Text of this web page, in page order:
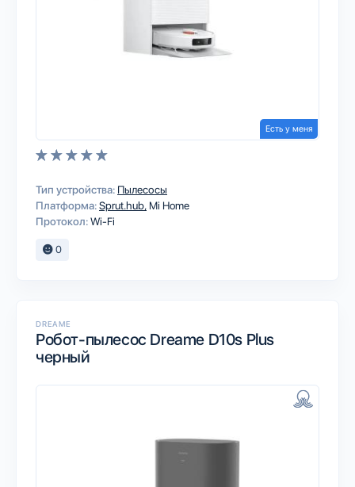
Есть у меня
Тип устройства: Пылесосы
Платформа:Sprut.hub Mi Home
Протокол:Wi-Fi
0
DREAME
Робот-пылесос Dreame D10s Plus
черный